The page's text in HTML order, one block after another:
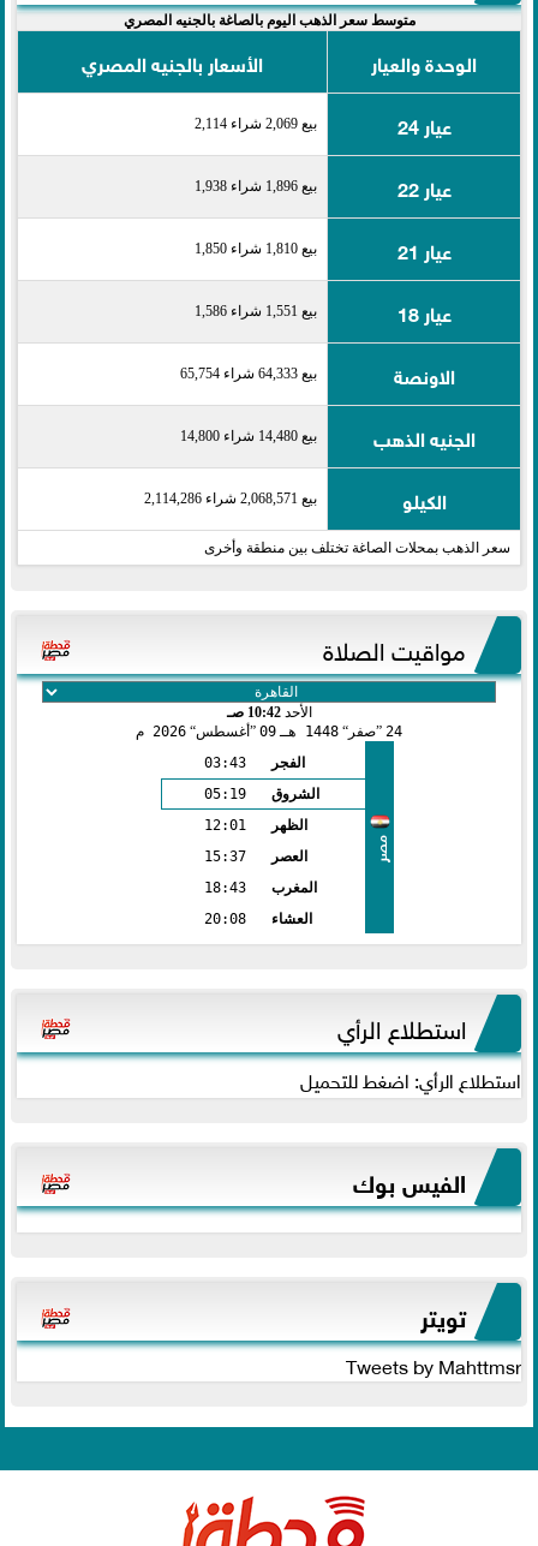
متوسط سعر الذهب اليوم بالصاغة بالجنيه المصري
الوحدة والعيار
الأسعار بالجنيه المصري
عيار 24
بيع 2,069 شراء 2,114
عيار 22 بيع 1,896 شراء 1,938
عيار 21 بيع 1,810 شراء 1,850
عيار 18 بيع 1,551 شراء 1,586
الاونصة بيع 64,333 شراء 65,754
الجنيه الذهب بيع 14,480 شراء 14,800
الكيلو بيع 2,068,571 شراء 2,114,286
سعر الذهب بمحلات الصاغة تختلف بين منطقة وأخرى
مواقيت الصلاة
الأحد10:42 صـ
24
صفر 1448 هـ 09 أغسطس 2026 م
مصر
الفجر
03:43
الشروق
05:19
الظهر
12:01
العصر
15:37
المغرب
18:43
العشاء
20:08
استطلاع الرأي
استطلاع الرأي: اضغط للتحميل
الفيس بوك
تويتر
Tweets by Mahttmsr